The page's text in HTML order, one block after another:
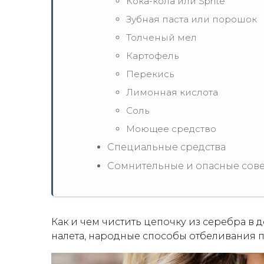
Зубная паста или порошок
Толченый мел
Картофель
Перекись
Лимонная кислота
Соль
Моющее средство
Специальные средства
Сомнительные и опасные
Как и чем чистить цепочку из серебра
налета, народные способы